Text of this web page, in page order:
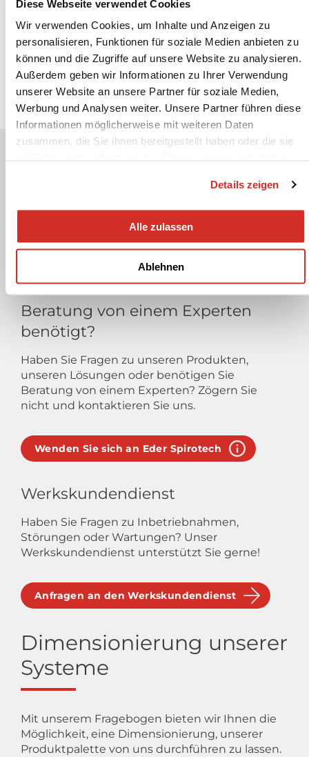
Diese Webseite verwendet Cookies
Wir verwenden Cookies, um Inhalte und Anzeigen zu
personalisieren, Funktionen für soziale Medien anbieten zu
können und die Zugriffe auf unsere Website zu analysieren.
Außerdem geben wir Informationen zu Ihrer Verwendung
unserer Website an unsere Partner für soziale Medien,
Werbung und Analysen weiter. Unsere Partner führen diese
Informationen möglicherweise mit weiteren Daten
zusammen, die Sie ihnen bereitgestellt haben oder die sie
Details zeigen
Alle zulassen
Ablehnen
von 1500 liter.
3D-Daten elko-mat eder EG(Z)-M
benötigen Sie eine
Beratung von einem
unserer Experten?
Beratung von einem Experten
benötigt?
Haben Sie Fragen zu unseren Produkten,
unseren Lösungen oder benötigen Sie
Beratung von einem Experten? Zögern Sie
nicht und kontaktieren Sie uns.
Wenden Sie sich an Eder Spirotech
Werkskundendienst
Haben Sie Fragen zu Inbetriebnahmen,
Störungen oder Wartungen? Unser
Werkskundendienst unterstützt Sie gerne!
Anfragen an den Werkskundendienst
Dimensionierung unserer
Systeme
Mit unserem Fragebogen bieten wir Ihnen die
Möglichkeit, eine Dimensionierung, unserer
Produktpalette von uns durchführen zu lassen.